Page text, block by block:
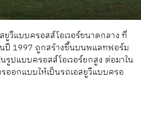
ยูวีแบบครอสส์โอเวอร์ขนาดกลาง ที่
นปี 1997 ถูกสร้างขึ้นบนพแลทฟอร์ม
นรูปแบบครอสส์โอเวอร์ยกสูง ต่อมาใน
รออกแบบให้เป็นรถเอสยูวีแบบครอ